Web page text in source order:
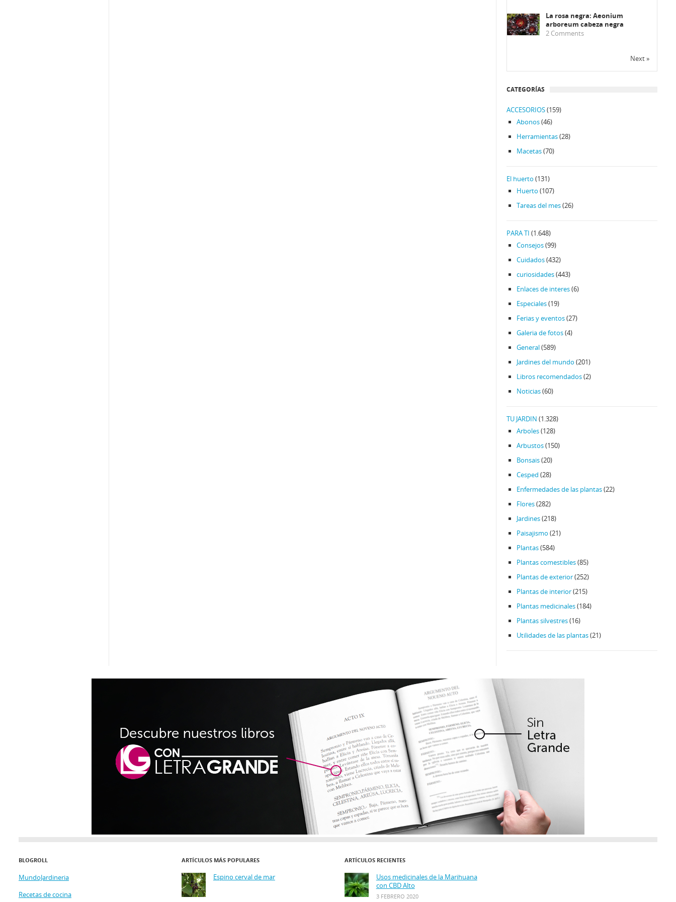
La rosa negra: Aeonium
arboreum cabeza negra
2 Comments
Next »
CATEGORÍAS
ACCESORIOS(159)
Abonos(46)
Herramientas(28)
Macetas(70)
El huerto (131)
Huerto (107)
Tareas del mes(26)
PARA TI (1.648)
Consejos(99)
Cuidados(432)
curiosidades(443)
Enlaces de interes(6)
Especiales(19)
Ferias y eventos(27)
Galeria de fotos(4)
General(589)
Jardines del mundo (201)
Libros recomendados(2)
Noticias(60)
TU JARDIN (1.328)
Arboles(128)
Arbustos(150)
Bonsais(20)
Cesped (28)
Enfermedades de las plantas(22)
Flores(282)
Jardines(218)
Paisajismo (21)
Plantas(584)
Plantas comestibles(85)
Plantas de exterior(252)
Plantas de interior(215)
Plantas medicinales(184)
Plantas silvestres(16)
Utilidades de las plantas(21)
BLOGROLL
MundoJardineria
Recetas de cocina
ARTÍCULOS MÁS POPULARES
Espino cerval de mar
ARTÍCULOS RECIENTES
Usos medicinales de la Marihuana
con CBD Alto
3 FEBRERO 2020